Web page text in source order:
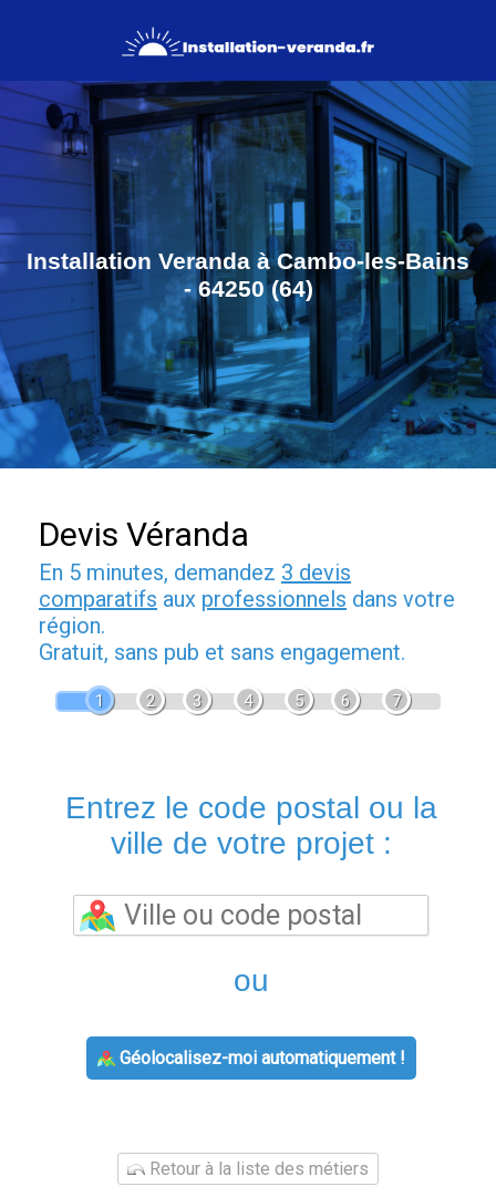
Installation Veranda à Cambo-les-Bains
- 64250 (64)
Devis Véranda
En 5 minutes, demandez 3 devis
comparatifs aux professionnels dans votre
région.
Gratuit, sans pub et sans engagement.
1 2 3 4 5 6 7
Entrez le code postal ou la
ville de votre projet :
ou
Géolocalisez-moi automatiquement !
Retour à la liste des métiers